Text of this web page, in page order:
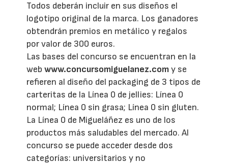
Todos deberán incluir en sus diseños el
logotipo original de la marca. Los ganadores
obtendrán premios en metálico y regalos
por valor de 300 euros.
Las bases del concurso se encuentran en la
webwww.concursomiguelanez.comy se
refieren al diseño del packaging de 3 tipos de
carteritas de la Línea 0 de jellies: Línea 0
normal; Línea 0 sin grasa; Línea 0 sin gluten.
La Línea 0 de Migueláñez es uno de los
productos más saludables del mercado. Al
concurso se puede acceder desde dos
categorías: universitarios y no